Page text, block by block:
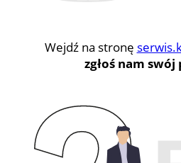
Wejdź na stronę
zgłoś nam